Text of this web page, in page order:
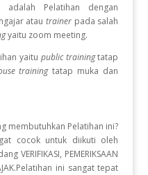
adalah Pelatihan dengan
atautrainer pada salah
yaitu zoom meeting.
yaitu public trainingtatap
trainingtatap muka dan
membutuhkan Pelatihan ini?
cocok untuk diikuti oleh
VERIFIKASI, PEMERIKSAAN
ini sangat tepat